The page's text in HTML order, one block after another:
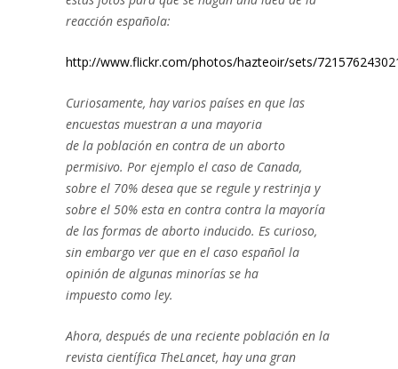
reacción española:
http://www.flickr.com/photos/hazteoir/sets/
Curiosamente, hay varios países en que las
encuestas muestran a una mayoria
de la población en contra de un aborto
permisivo. Por ejemplo el caso de Canada,
sobre el 70% desea que se regule y restrinja y
sobre el 50% esta en contra contra la mayoría
de las formas de aborto inducido. Es curioso,
sin embargo ver que en el caso español la
opinión de algunas minorías se ha
impuesto como ley.
Ahora, después de una reciente población en la
revista científica TheLancet, hay una gran